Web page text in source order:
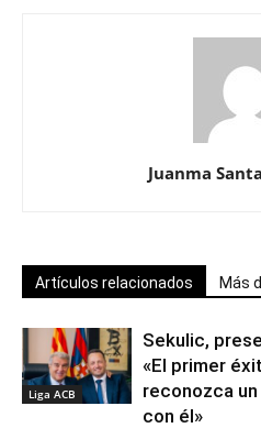
Juanma
Artículos relacionados Más
Liga ACB
Sekulic,
«El primer
reconozca
con él»